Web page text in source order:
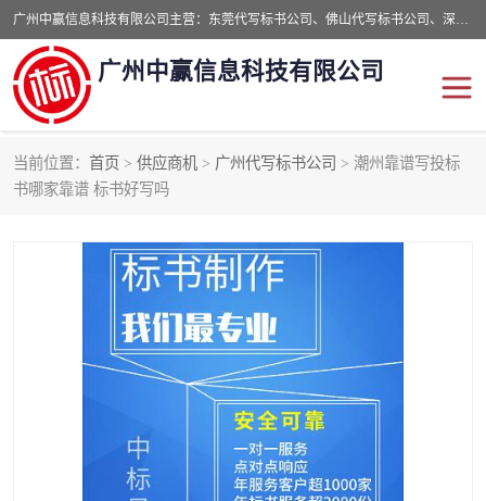
广州中赢信息科技有限公司主营：东莞代写标书公司、佛山代写标书公司、深圳代写标书公司等,食品类标书、工程类类标书,经验丰富的标书制作团队,24小时加急服务,多对一服务。
广州中赢信息科技有限公司
当前位置： 首页 > 供应商机 > 广州代写标书公司 > 潮州靠谱写投标
书哪家靠谱 标书好写吗
东莞代写标书公司
深圳代写标书公司 广州代写标书公司